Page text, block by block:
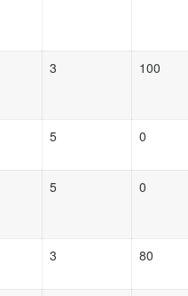
3 100
5 0
5 0
3 80